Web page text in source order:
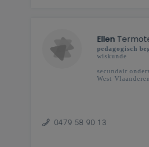
Ellen
pedagogisch
wiskunde
secundair
West-Vlaanderen
0479 58 90 13